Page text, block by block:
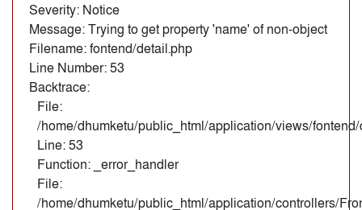
Severity: Notice
Message: Trying to get property 'name' of non-object
Filename: fontend/detail.php
Line Number: 53
Backtrace:
File:
/home/dhumketu/public_html/application/views/
Line: 53
Function: _error_handler
File:
/home/dhumketu/public_html/application/controllers/